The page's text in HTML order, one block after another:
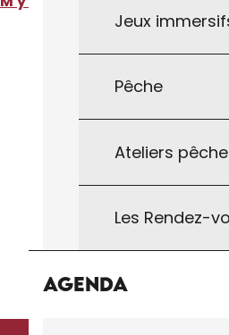
Jeux
Pêche
Ateliers
Les Rendez-
Agenda